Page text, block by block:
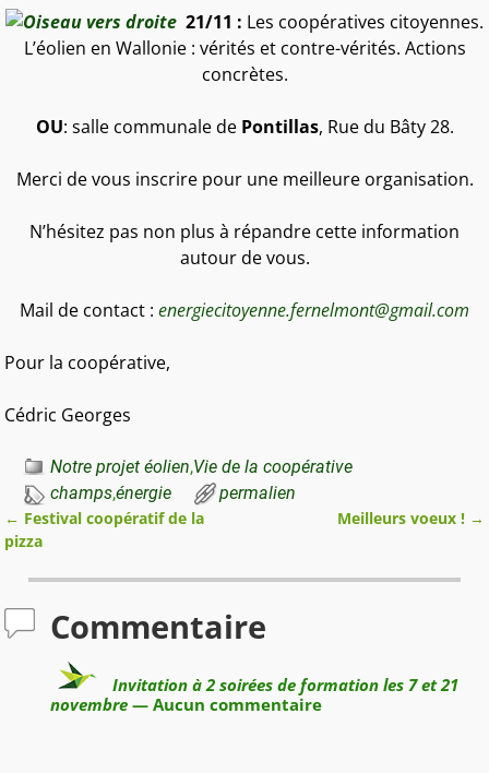
21/11 : Les coopératives citoyennes.
L’éolien en Wallonie : vérités et contre-vérités. Actions
concrètes.
OU: salle communale de Pontillas, Rue du Bâty 28.
Merci de vous inscrire pour une meilleure organisation.
N’hésitez pas non plus à répandre cette information
autour de vous.
Mail de contact : energiecitoyenne.fernelmont@gmail.com
Pour la coopérative,
Cédric Georges
Notre projet éolien,Vie de la coopérative
champs,énergie permalien
Navigation des articles
← Festival coopératif de la
pizza
Meilleurs voeux ! →
Commentaire
Invitation à 2 soirées de formation les 7 et 21
novembre— Aucun commentaire